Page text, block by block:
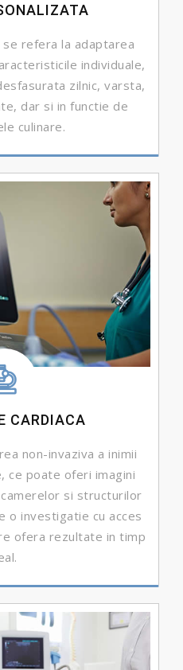
refera la adaptarea
individuale,
zilnic, varsta,
dar si in functie de
culinare.
...
CARDIACA
non-invaziva a inimii
ce poate oferi imagini
si structurilor
o investigatie cu acces
ofera rezultate in timp
...